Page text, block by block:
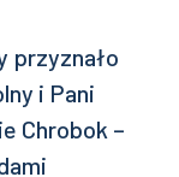
przyznało
i Pani
Chrobok –